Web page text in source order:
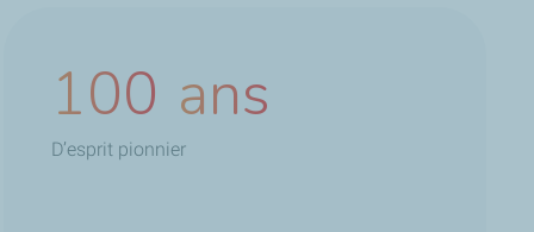
100 ans
D’esprit pionnier